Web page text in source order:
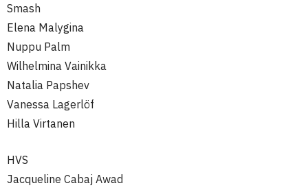
Smash
Elena Malygina
Nuppu Palm
Wilhelmina Vainikka
Natalia Papshev
Vanessa Lagerlöf
Hilla Virtanen
HVS
Jacqueline Cabaj Awad